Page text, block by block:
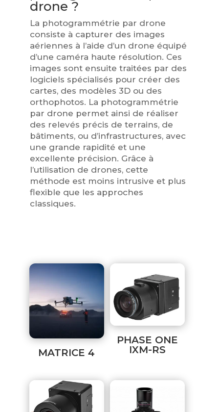
drone ?
La photogrammétrie par drone
consiste à capturer des images
aériennes à l’aide d’un drone équipé
d’une caméra haute résolution. Ces
images sont ensuite traitées par des
logiciels spécialisés pour créer des
cartes, des modèles 3D ou des
orthophotos. La photogrammétrie
par drone permet ainsi de réaliser
des relevés précis de terrains, de
bâtiments, ou d’infrastructures, avec
une grande rapidité et une
excellente précision. Grâce à
l’utilisation de drones, cette
méthode est moins intrusive et plus
flexible que les approches
classiques.
MATRICE 4
PHASE ONE
IXM-RS